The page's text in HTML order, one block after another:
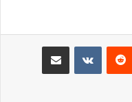
‫رددیت ‫VKontakteاشتراک گذاری از طریق ایمیل